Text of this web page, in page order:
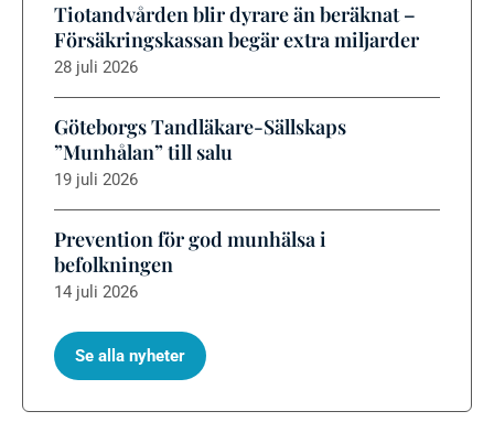
Tiotandvården blir dyrare än beräknat –
Försäkringskassan begär extra miljarder
28 juli 2026
Göteborgs Tandläkare-Sällskaps
”Munhålan” till salu
19 juli 2026
Prevention för god munhälsa i
befolkningen
14 juli 2026
Se alla nyheter